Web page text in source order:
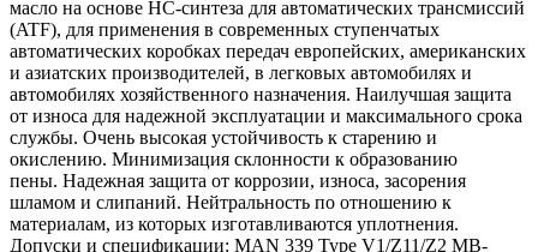
масло на основе HC-синтеза для автоматических трансмиссий
(ATF), для применения в современных ступенчатых
автоматических коробках передач европейских, американских
и азиатских производителей, в легковых автомобилях и
автомобилях хозяйственного назначения. Наилучшая защита
от износа для надежной эксплуатации и максимального срока
службы. Очень высокая устойчивость к старению и
окислению. Минимизация склонности к образованию
пены. Надежная защита от коррозии, износа, засорения
шламом и слипаний. Нейтральность по отношению к
материалам, из которых изготавливаются уплотнения.
Допуски и спецификации: MAN 339 Type V1/Z11/Z2 MB-